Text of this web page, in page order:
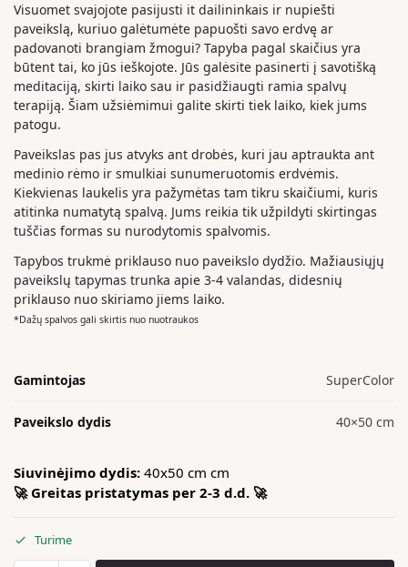
Visuomet svajojote pasijusti it dailininkais ir nupiešti
paveikslą, kuriuo galėtumėte papuošti savo erdvę ar
padovanoti brangiam žmogui? Tapyba pagal skaičius yra
būtent tai, ko jūs ieškojote. Jūs galėsite pasinerti į savotišką
meditaciją, skirti laiko sau ir pasidžiaugti ramia spalvų
terapiją. Šiam užsiėmimui galite skirti tiek laiko, kiek jums
patogu.
Paveikslas pas jus atvyks ant drobės, kuri jau aptraukta ant
medinio rėmo ir smulkiai sunumeruotomis erdvėmis.
Kiekvienas laukelis yra pažymėtas tam tikru skaičiumi, kuris
atitinka numatytą spalvą. Jums reikia tik užpildyti skirtingas
tuščias formas su nurodytomis spalvomis.
Tapybos trukmė priklauso nuo paveikslo dydžio. Mažiausiųjų
paveikslų tapymas trunka apie 3-4 valandas, didesnių
priklauso nuo skiriamo jiems laiko.
*Dažų spalvos gali skirtis nuo nuotraukos
Gamintojas SuperColor
Paveikslo dydis 40×50 cm
Siuvinėjimo dydis: 40x50 cm cm
🚀 Greitas pristatymas per 2-3 d.d. 🚀
Turime